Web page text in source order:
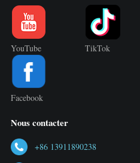
YouTube TikTok
Facebook
Nous contacter
+86 13911890238